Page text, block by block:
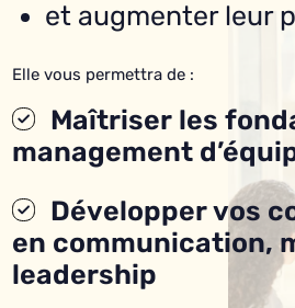
et augmenter leur
Elle vous permettra de :
Maîtriser les
management
Développer vos
en communication,
leadership